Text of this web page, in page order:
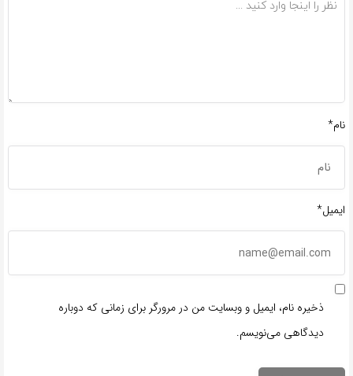
نام*
ایمیل*
ذخیره نام، ایمیل و وبسایت من در مرورگر برای زمانی که دوباره
دیدگاهی می‌نویسم.